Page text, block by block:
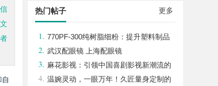
更多
热门帖子
1. 770PF-300纯树脂细粉：提升塑料制品
性能的新选择
2. 武汉配眼镜 上海配眼镜
3. 麻花影视：引领中国喜剧影视新潮流的
创新力量
4. 温婉灵动，一眼万年！久匠量身定制的